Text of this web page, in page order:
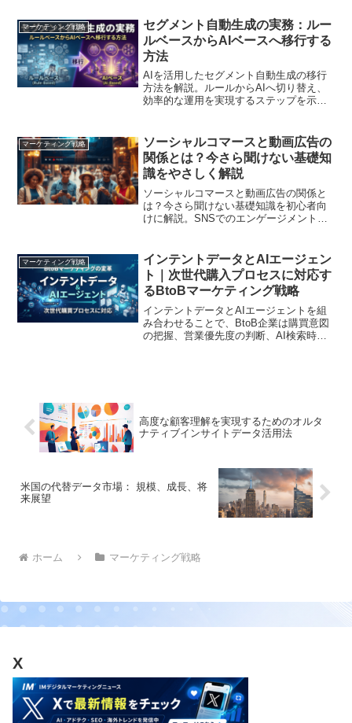
マーケティング戦略
セグメント自動生成の実務：ルー
ルベースからAIベースへ移行する
方法
AIを活用したセグメント自動生成の移行
方法を解説。ルールからAIへ切り替え、
効率的な運用を実現するステップを示し
マーケティング戦略
ソーシャルコマースと動画広告の
関係とは？今さら聞けない基礎知
識をやさしく解説
ソーシャルコマースと動画広告の関係と
は？今さら聞けない基礎知識を初心者向
けに解説。SNSでのエンゲージメントを
マーケティング戦略
インテントデータとAIエージェン
ト｜次世代購入プロセスに対応す
るBtoBマーケティング戦略
インテントデータとAIエージェントを組
み合わせることで、BtoB企業は購買意図
の把握、営業優先度の判断、AI検索時代
高度な顧客理解を実現するためのオルタ
ナティブインサイトデータ活用法
米国の代替データ市場： 規模、成長、将
来展望
ホーム マーケティング戦略
X